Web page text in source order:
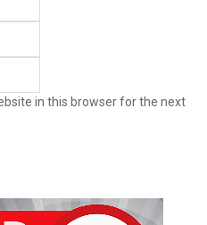
in this browser for the next